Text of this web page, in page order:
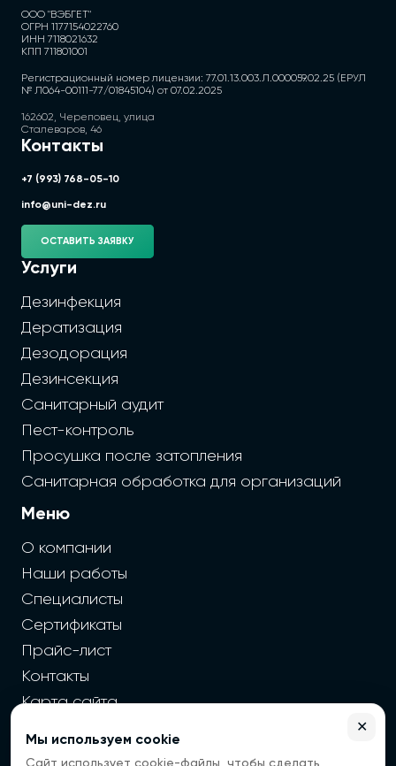
ООО "ВЭБГЕТ"
ОГРН 1177154022760
ИНН 7118021632
КПП 711801001
Регистрационный номер лицензии: 77.01.13.003.Л.000059.02.25 (ЕРУЛ
№ Л064-00111-77/01845104) от 07.02.2025
162602, Череповец, улица
Сталеваров, 46
Контакты
+7 (993) 768-05-10
info@uni-dez.ru
ОСТАВИТЬ ЗАЯВКУ
Услуги
Дезинфекция
Дератизация
Дезодорация
Дезинсекция
Санитарный аудит
Пест-контроль
Просушка после затопления
Санитарная обработка для организаций
Меню
О компании
Наши работы
Специалисты
Сертификаты
Прайс-лист
Контакты
Карта сайта
2026 г. Cайт санэпидемстанции — Все права защищены
Мы используем cookie
Сайт использует cookie-файлы, чтобы сделать
✕